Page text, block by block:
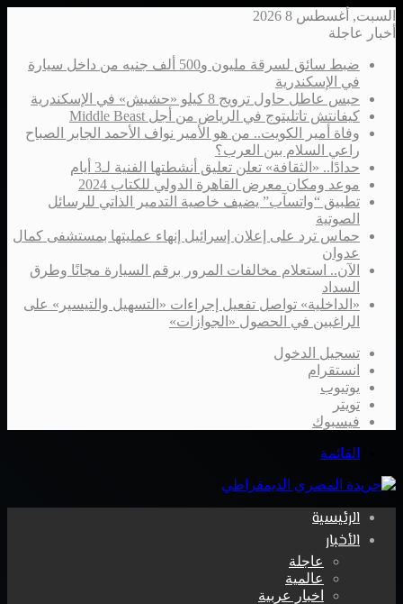
السبت, أغسطس 8 2026
أخبار عاجلة
ضبط سائق لسرقة مليون و500 ألف جنيه من داخل سيارة
في الإسكندرية
حبس عاطل حاول ترويج 8 كيلو «حشيش» في الإسكندرية
كيفانتش تاتليتوج في الرياض من أجل Middle Beast
وفاة أمير الكويت.. من هو الأمير نواف الأحمد الجابر الصباح
راعي السلام بين العرب؟
حدادًا.. «الثقافة» تعلن تعليق أنشطتها الفنية لـ3 أيام
موعد ومكان معرض القاهرة الدولي للكتاب 2024
تطبيق “واتسآب” يضيف خاصية التدمير الذاتي للرسائل
الصوتية
حماس ترد على إعلان إسرائيل إنهاء عمليتها بمستشفى كمال
عدوان
الآن.. استعلام مخالفات المرور برقم السيارة مجانًا وطرق
السداد
«الداخلية» تواصل تفعيل إجراءات «التسهيل والتيسير» على
الراغبين في الحصول «الجوازات»
تسجيل الدخول
انستقرام
يوتيوب
تويتر
فيسبوك
القائمة
الرئيسية
الأخبار
عاجلة
عالمية
اخبار عربية